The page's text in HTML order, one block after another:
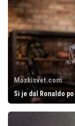
Moskisvet.com
Si je dal Ronaldo